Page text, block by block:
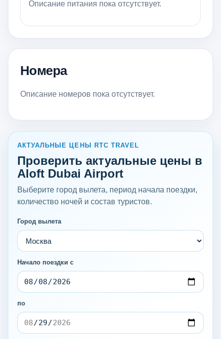
Описание питания пока отсутствует.
Номера
Описание номеров пока отсутствует.
АКТУАЛЬНЫЕ ЦЕНЫ RTC TRAVEL
Проверить актуальные цены в
Aloft Dubai Airport
Выберите город вылета, период начала поездки,
количество ночей и состав туристов.
Город вылета
Начало поездки с
по